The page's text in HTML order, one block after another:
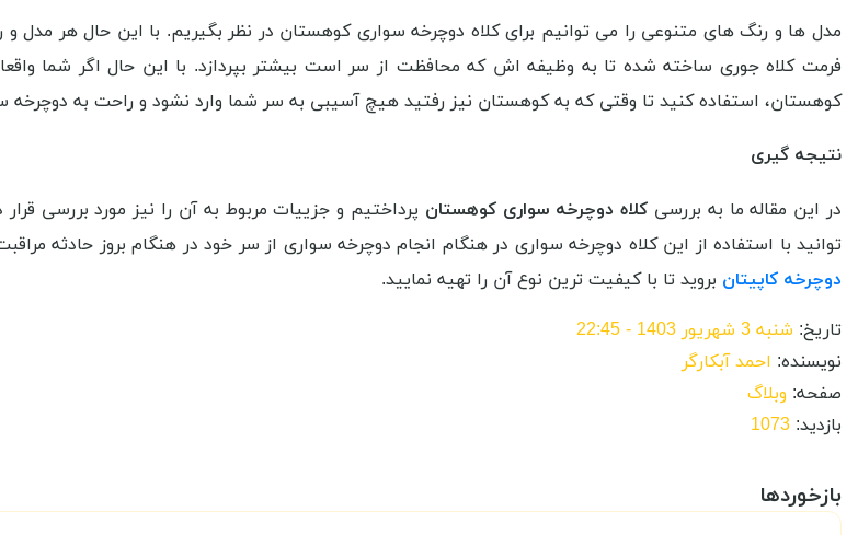
مدل ها و رنگ های متنوعی را می توانیم برای کلاه دوچرخه سواری کوهستان در نظر بگیریم. با این حال هر مدل
فرمت کلاه جوری ساخته شده تا به وظیفه اش که محافظت از سر است بیشتر بپردازد. با این حال اگر شما
کوهستان، استفاده کنید تا وقتی که به کوهستان نیز رفتید هیچ آسیبی به سر شما وارد نشود و راحت به دوچرخه
نتیجه گیری
در این مقاله ما به بررسی کلاه دوچرخه سواری کوهستان پرداختیم و جزییات مربوط به آن را نیز مورد بررسی
توانید با استفاده از این کلاه دوچرخه سواری در هنگام انجام دوچرخه سواری از سر خود در هنگام بروز حادثه
دوچرخه کاپیتان بروید تا با کیفیت ترین نوع آن را تهیه نمایید.
تاریخ: شنبه 3 شهریور 1403 - 22:45
نویسنده: احمد آبکارگر
صفحه: وبلاگ
بازدید: 1073
بازخوردها